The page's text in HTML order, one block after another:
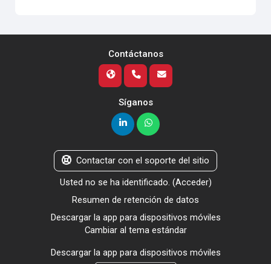
Contáctanos
Síganos
Contactar con el soporte del sitio
Usted no se ha identificado. (Acceder)
Resumen de retención de datos
Descargar la app para dispositivos móviles
Cambiar al tema estándar
Descargar la app para dispositivos móviles